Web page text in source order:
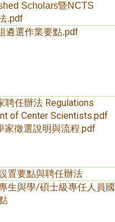
Scholars暨NCTS
.pdf
遴選作業要點.pdf
聘任辦法 Regulations
of Center Scientists.pdf
家徵選說明與流程.pdf
置要點與聘任辦法
生與學/碩士級專任人員國